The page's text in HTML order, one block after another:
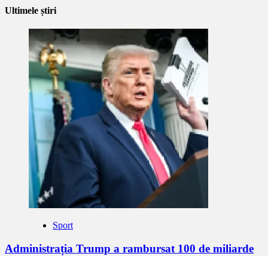
Ultimele știri
Sport
Administrația Trump a rambursat 100 de miliarde